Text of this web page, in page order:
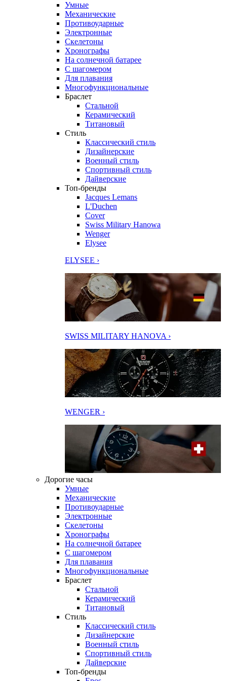
Умные
Механические
Противоударные
Электронные
Скелетоны
Хронографы
На солнечной батарее
С шагомером
Для плавания
Многофункциональные
Браслет
Стальной
Керамический
Титановый
Стиль
Классический стиль
Дизайнерские
Военный стиль
Спортивный стиль
Дайверские
Топ-бренды
Jacques Lemans
L'Duchen
Cover
Swiss Military Hanowa
Wenger
Elysee
ELYSEE ›
SWISS MILITARY HANOVA ›
WENGER ›
Дорогие часы
Умные
Механические
Противоударные
Электронные
Скелетоны
Хронографы
На солнечной батарее
С шагомером
Для плавания
Многофункциональные
Браслет
Стальной
Керамический
Титановый
Стиль
Классический стиль
Дизайнерские
Военный стиль
Спортивный стиль
Дайверские
Топ-бренды